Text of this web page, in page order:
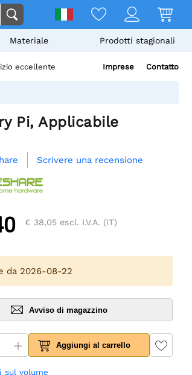
Materiale Prodotti stagionali
eccellente Imprese Contatto
Pi, Applicabile
Scrivere una recensione
€ 38,05 escl. I.V.A. (IT)
da 2026-08-22
Avviso di magazzino
Aggiungi al carrello
sul volume